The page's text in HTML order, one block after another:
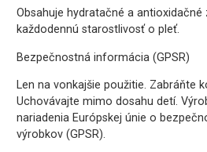
Obsahuje hydratačné a antioxidačné
každodennú starostlivosť o pleť.
Bezpečnostná informácia (GPSR)
Len na vonkajšie použitie. Zabráňte
Uchovávajte mimo dosahu detí.
nariadenia Európskej únie o
výrobkov (GPSR).